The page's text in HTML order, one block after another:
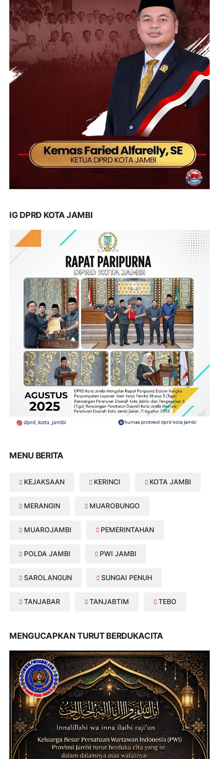
IG DPRD KOTA JAMBI
MENU BERITA
KEJAKSAAN KERINCI KOTA JAMBI
MERANGIN MUAROBUNGO
MUAROJAMBI PEMERINTAHAN
POLDA JAMBI PWI JAMBI
SAROLANGUN SUNGAI PENUH
TANJABAR TANJABTIM TEBO
MENGUCAPKAN TURUT BERDUKACITA